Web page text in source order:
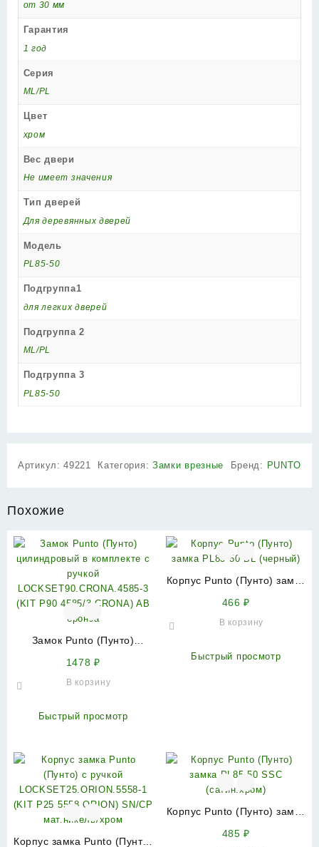
от 30 мм
Гарантия
1 год
Серия
ML/PL
Цвет
хром
Вес двери
Не имеет значения
Тип дверей
Для деревянных дверей
Модель
PL85-50
Подгруппа1
для легких дверей
Подгруппа 2
ML/PL
Подгруппа 3
PL85-50
Артикул:49221 Категория: Замки врезные Бренд: PUNTO
Похожие
Замок Punto (Пунто)
LOCKSET90.CRONA.4585-3
AB бронза
1478₽
В корзину
Быстрый просмотр
Корпус Punto (Пунто) замка
466₽
В корзину
Быстрый просмотр
Корпус замка Punto (Пунто)
Корпус Punto (Пунто) замка
485₽